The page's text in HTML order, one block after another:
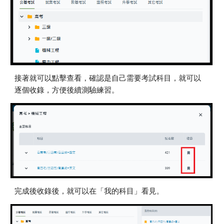
接著就可以點擊查看 ，確認是自己需要考試科目，就可以
逐個收錄，方便後續測驗練習。
完成後收錄後，就可以在「我的科目」看見。